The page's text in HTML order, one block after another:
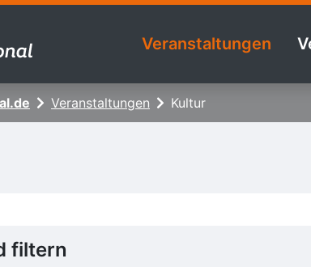
Veranstaltungen
Veranstaltungen Kultur
filtern